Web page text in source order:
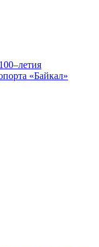
«Байкал»